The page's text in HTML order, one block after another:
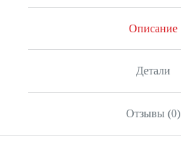
Описание
Детали
Отзывы (0)